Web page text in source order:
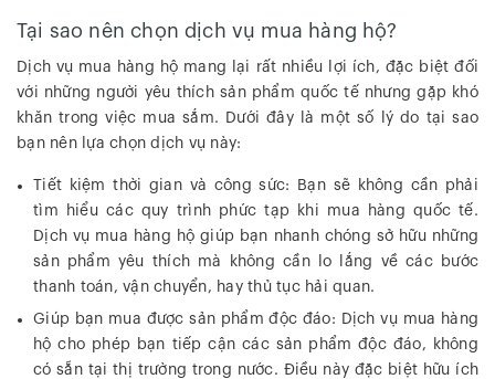
Tại sao nên chọn dịch vụ mua hàng hộ?
Dịch vụ mua hàng hộ mang lại rất nhiều lợi ích, đặc biệt đối
với những người yêu thích sản phẩm quốc tế nhưng gặp khó
khăn trong việc mua sắm. Dưới đây là một số lý do tại sao
bạn nên lựa chọn dịch vụ này:
Tiết kiệm thời gian và công sức: Bạn sẽ không cần phải
tìm hiểu các quy trình phức tạp khi mua hàng quốc tế.
Dịch vụ mua hàng hộ giúp bạn nhanh chóng sở hữu những
sản phẩm yêu thích mà không cần lo lắng về các bước
thanh toán, vận chuyển, hay thủ tục hải quan.
Giúp bạn mua được sản phẩm độc đáo: Dịch vụ mua hàng
hộ cho phép bạn tiếp cận các sản phẩm độc đáo, không
có sẵn tại thị trường trong nước. Điều này đặc biệt hữu ích